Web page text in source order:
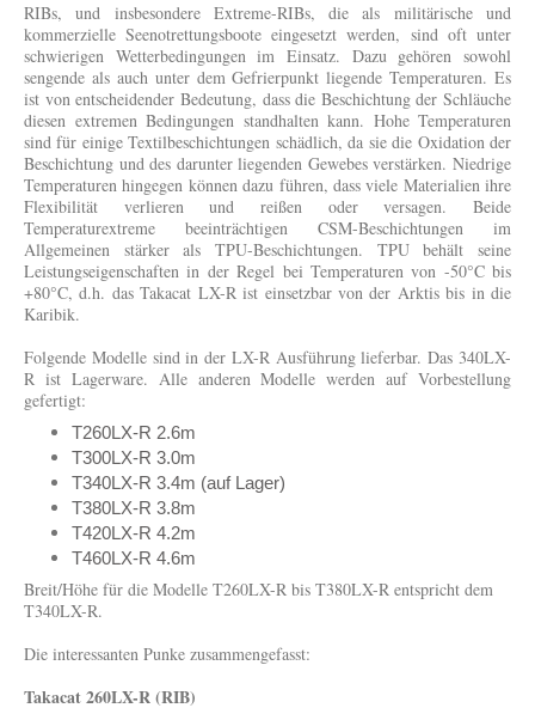
RIBs, und insbesondere Extreme-RIBs, die als militärische und
kommerzielle Seenotrettungsboote eingesetzt werden, sind oft unter
schwierigen Wetterbedingungen im Einsatz. Dazu gehören sowohl
sengende als auch unter dem Gefrierpunkt liegende Temperaturen. Es
ist von entscheidender Bedeutung, dass die Beschichtung der Schläuche
diesen extremen Bedingungen standhalten kann. Hohe Temperaturen
sind für einige Textilbeschichtungen schädlich, da sie die Oxidation der
Beschichtung und des darunter liegenden Gewebes verstärken. Niedrige
Temperaturen hingegen können dazu führen, dass viele Materialien ihre
Flexibilität verlieren und reißen oder versagen. Beide
Temperaturextreme beeinträchtigen CSM-Beschichtungen im
Allgemeinen stärker als TPU-Beschichtungen. TPU behält seine
Leistungseigenschaften in der Regel bei Temperaturen von -50°C bis
+80°C, d.h. das Takacat LX-R ist einsetzbar von der Arktis bis in die
Karibik.
Folgende Modelle sind in der LX-R Ausführung lieferbar. Das 340LX-
R ist Lagerware. Alle anderen Modelle werden auf Vorbestellung
gefertigt:
T260LX-R 2.6m
T300LX-R 3.0m
T340LX-R 3.4m (auf Lager)
T380LX-R 3.8m
T420LX-R 4.2m
T460LX-R 4.6m
Breit/Höhe für die Modelle T260LX-R bis T380LX-R entspricht dem
T340LX-R.
Die interessanten Punke zusammengefasst:
Takacat 260LX-R (RIB)